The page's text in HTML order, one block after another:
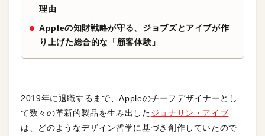
理由
Appleの知財戦略が守る、ジョブズとアイブが作
り上げた総合的な「顧客体験」
2019年に退職するまで、Appleのチーフデザイナーとし
て数々の革新的製品を生み出したジョナサン・アイブ
は、どのようなデザイン哲学に基づき創作していたので